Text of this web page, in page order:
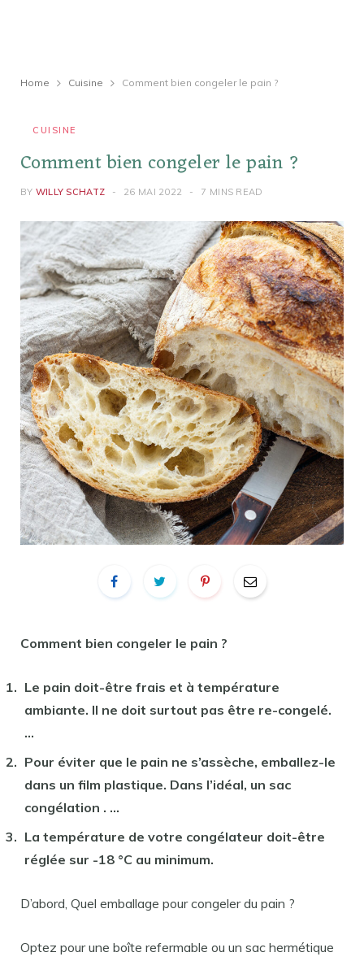
Home Cuisine Comment bien congeler le pain ?
CUISINE
Comment bien congeler le pain ?
BY WILLY SCHATZ 26 MAI 2022 7 MINS READ
Comment bien congeler le pain ?
Le pain doit-être frais et à température
ambiante. Il ne doit surtout pas être re-congelé.
…
Pour éviter que le pain ne s’assèche, emballez-le
dans un film plastique. Dans l’idéal, un sac
congélation . …
La température de votre congélateur doit-être
réglée sur -18 °C au minimum.
D’abord, Quel emballage pour congeler du pain ?
Optez pour une boîte refermable ou un sac hermétique